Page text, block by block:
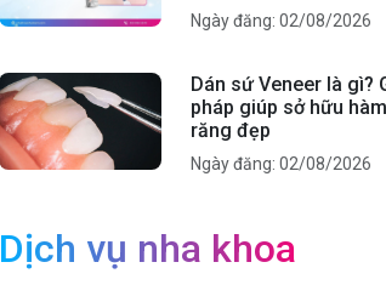
Ngày đăng: 02/08/2026
Dán sứ Veneer là gì?
pháp giúp sở hữu hàm
răng đẹp
Ngày đăng: 02/08/2026
Dịch vụ nha khoa